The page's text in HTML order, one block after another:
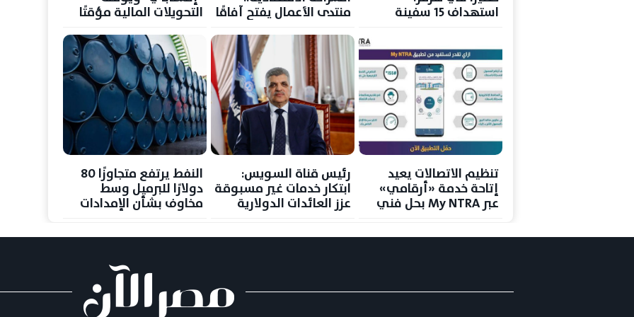
استهداف 15 سفينة
منتدى الأعمال يفتح آفاقًا
التحويلات المالية مؤقتًا
تنظيم الاتصالات يعيد
إتاحة خدمة «أرقامي»
عبر My NTRA بحل فني
المستخدمين
رئيس قناة السويس:
ابتكار خدمات غير مسبوقة
عزز العائدات الدولارية
النفط يرتفع متجاوزًا 80
دولارًا للبرميل وسط
مخاوف بشأن الإمدادات